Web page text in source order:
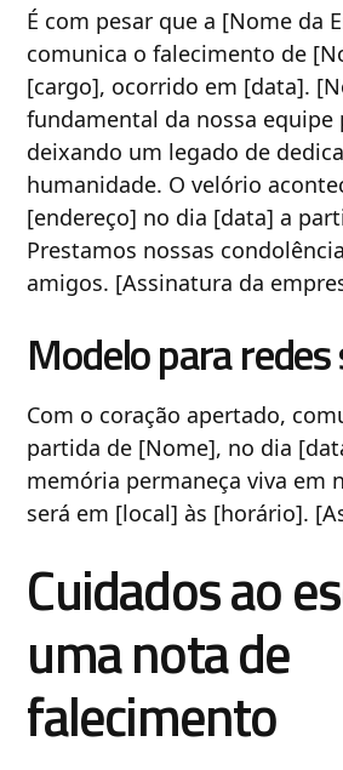
É com pesar que a [Nome da
comunica o falecimento de
[cargo], ocorrido em [data].
fundamental da nossa equipe
deixando um legado de
humanidade. O velório
[endereço] no dia [data] a
Prestamos nossas
amigos. [Assinatura da
Modelo para redes
Com o coração apertado,
partida de [Nome], no dia
memória permaneça viva em
será em [local] às [horário].
Cuidados ao
uma nota de
falecimento